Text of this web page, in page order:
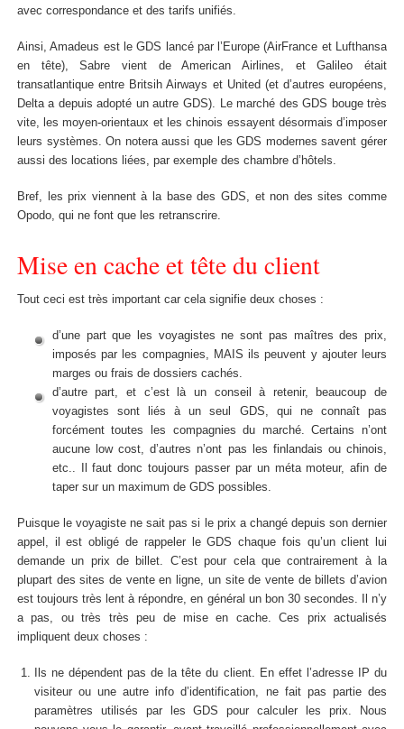
avec correspondance et des tarifs unifiés.
Ainsi, Amadeus est le GDS lancé par l’Europe (AirFrance et Lufthansa
en tête), Sabre vient de American Airlines, et Galileo était
transatlantique entre Britsih Airways et United (et d’autres européens,
Delta a depuis adopté un autre GDS). Le marché des GDS bouge très
vite, les moyen-orientaux et les chinois essayent désormais d’imposer
leurs systèmes. On notera aussi que les GDS modernes savent gérer
aussi des locations liées, par exemple des chambre d’hôtels.
Bref, les prix viennent à la base des GDS, et non des sites comme
Opodo, qui ne font que les retranscrire.
Mise en cache et tête du client
Tout ceci est très important car cela signifie deux choses :
d’une part que les voyagistes ne sont pas maîtres des prix,
imposés par les compagnies, MAIS ils peuvent y ajouter leurs
marges ou frais de dossiers cachés.
d’autre part, et c’est là un conseil à retenir, beaucoup de
voyagistes sont liés à un seul GDS, qui ne connaît pas
forcément toutes les compagnies du marché. Certains n’ont
aucune low cost, d’autres n’ont pas les finlandais ou chinois,
etc.. Il faut donc toujours passer par un méta moteur, afin de
taper sur un maximum de GDS possibles.
Puisque le voyagiste ne sait pas si le prix a changé depuis son dernier
appel, il est obligé de rappeler le GDS chaque fois qu’un client lui
demande un prix de billet. C’est pour cela que contrairement à la
plupart des sites de vente en ligne, un site de vente de billets d’avion
est toujours très lent à répondre, en général un bon 30 secondes. Il n’y
a pas, ou très très peu de mise en cache. Ces prix actualisés
impliquent deux choses :
Ils ne dépendent pas de la tête du client. En effet l’adresse IP du
visiteur ou une autre info d’identification, ne fait pas partie des
paramètres utilisés par les GDS pour calculer les prix. Nous